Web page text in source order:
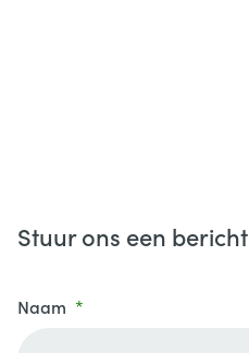
Stuur ons een bericht
Naam